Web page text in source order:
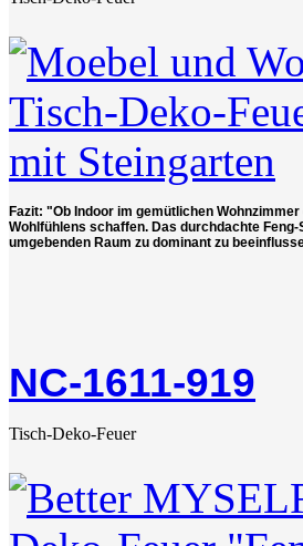
Fazit: "Ob Indoor im gemütlichen
Wohlfühlens schaffen. Das durchdachte
umgebenden Raum zu dominant zu
NC-1611-919
Tisch-Deko-Feuer